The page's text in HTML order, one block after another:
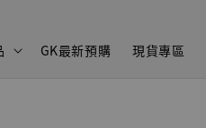
GK最新預購 現貨專區